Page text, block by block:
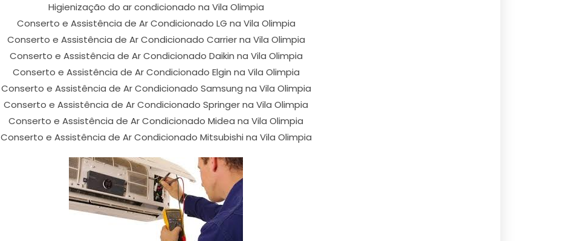
Higienização do ar condicionado na Vila Olimpia
Conserto e Assistência de Ar Condicionado LG na Vila Olimpia
Conserto e Assistência de Ar Condicionado Carrier na Vila Olimpia
Conserto e Assistência de Ar Condicionado Daikin na Vila Olimpia
Conserto e Assistência de Ar Condicionado Elgin na Vila Olimpia
Conserto e Assistência de Ar Condicionado Samsung na Vila Olimpia
Conserto e Assistência de Ar Condicionado Springer na Vila Olimpia
Conserto e Assistência de Ar Condicionado Midea na Vila Olimpia
Conserto e Assistência de Ar Condicionado Mitsubishi na Vila Olimpia